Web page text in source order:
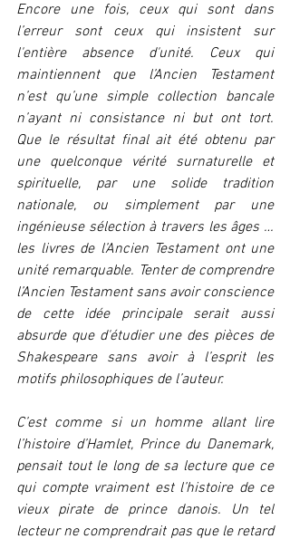
Encore une fois, ceux qui sont dans
l’erreur sont ceux qui insistent sur
l'entière absence d'unité. Ceux qui
maintiennent que l’Ancien Testament
n’est qu’une simple collection bancale
n’ayant ni consistance ni but ont tort.
Que le résultat final ait été obtenu par
une quelconque vérité surnaturelle et
spirituelle, par une solide tradition
nationale, ou simplement par une
ingénieuse sélection à travers les âges …
les livres de l’Ancien Testament ont une
unité remarquable. Tenter de comprendre
l’Ancien Testament sans avoir conscience
de cette idée principale serait aussi
absurde que d'étudier une des pièces de
Shakespeare sans avoir à l’esprit les
motifs philosophiques de l’auteur.
C’est comme si un homme allant lire
l’histoire d’Hamlet, Prince du Danemark,
pensait tout le long de sa lecture que ce
qui compte vraiment est l’histoire de ce
vieux pirate de prince danois. Un tel
lecteur ne comprendrait pas que le retard